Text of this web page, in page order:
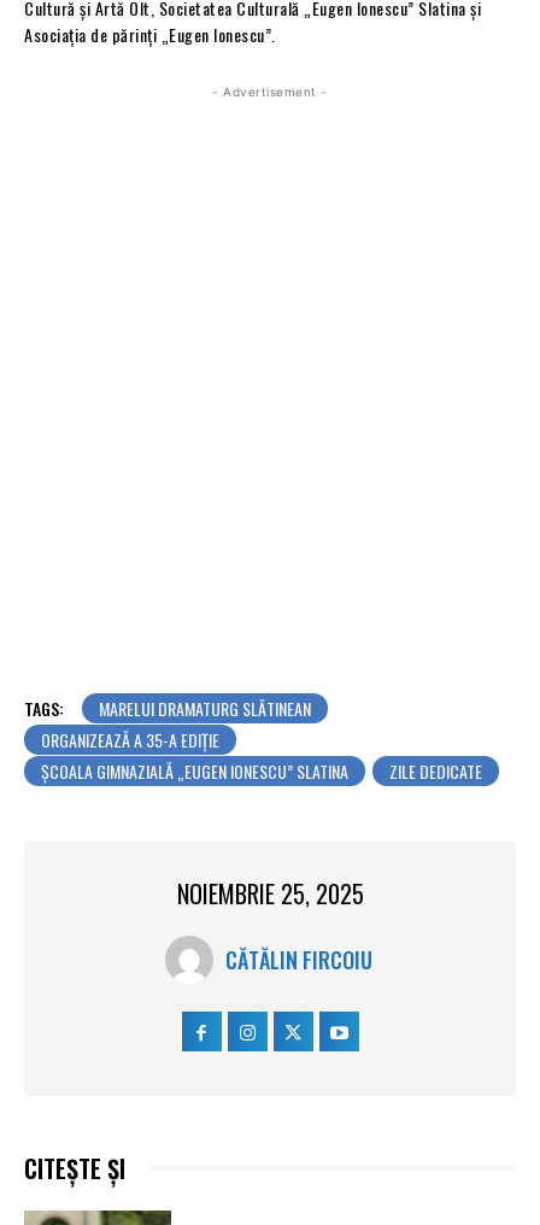
Cultură și Artă Olt, Societatea Culturală „Eugen Ionescu” Slatina și
Asociația de părinţi „Eugen Ionescu”.
- Advertisement -
TAGS:
MARELUI DRAMATURG SLĂTINEAN
ORGANIZEAZĂ A 35-A EDIȚIE
ȘCOALA GIMNAZIALĂ „EUGEN IONESCU” SLATINA
ZILE DEDICATE
NOIEMBRIE 25, 2025
CĂTĂLIN FIRCOIU
CITEȘTE ȘI